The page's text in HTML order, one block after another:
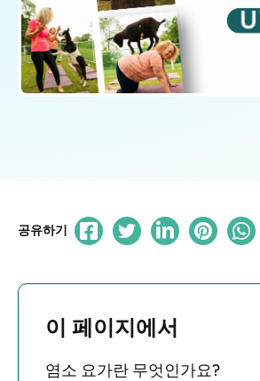
공유하기
이 페이지에서
염소 요가란 무엇인가요?